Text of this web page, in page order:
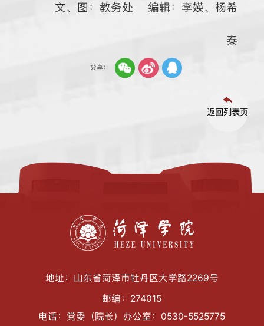
文、图：教务处 编辑：李媖、杨希
泰
分享：
返回列表页
地址：山东省菏泽市牡丹区大学路2269号
邮编：274015
电话：党委（院长）办公室：0530-5525775